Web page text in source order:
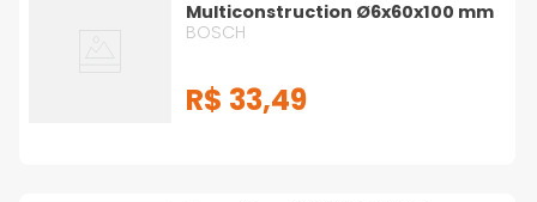
Multiconstruction Ø6x60x100 mm
BOSCH
R$ 33,49